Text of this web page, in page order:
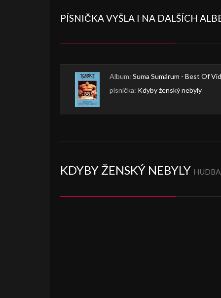
PÍSNIČKA VYŠLA I NA DALŠÍCH
Album: Suma Sumárum - Best Of
písnička: Kdyby ženský nebyly
KDYBY ŽENSKÝ NEBYLY